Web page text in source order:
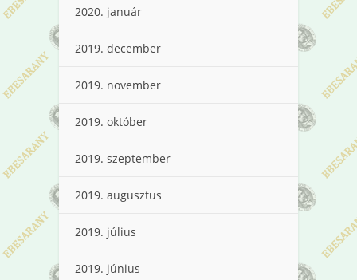
2020. január
2019. december
2019. november
2019. október
2019. szeptember
2019. augusztus
2019. július
2019. június